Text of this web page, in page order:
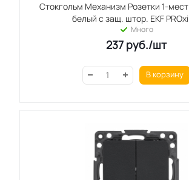
Стокгольм Механизм Розетки 1-
белый с защ. штор. EKF
Много
237руб./шт
В корзину